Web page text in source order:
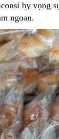
hy vọng
ngoan.